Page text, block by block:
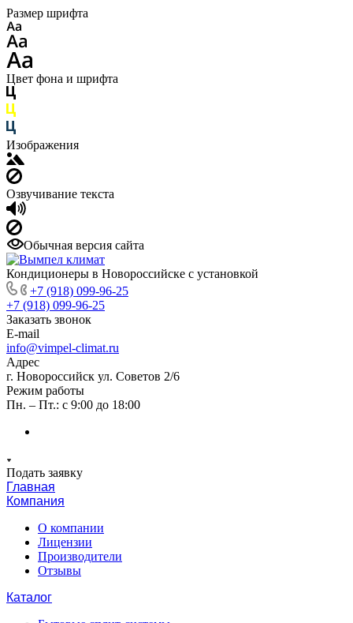
Размер шрифта
Цвет фона и шрифта
Изображения
Озвучивание текста
Обычная версия сайта
Кондиционеры в Новороссийске с установкой
+7 (918) 099-96-25
+7 (918) 099-96-25
Заказать звонок
E-mail
info@vimpel-climat.ru
Адрес
г. Новороссийск ул. Советов 2/6
Режим работы
Пн. – Пт.: с 9:00 до 18:00
Подать заявку
Главная
Компания
О компании
Лицензии
Производители
Отзывы
Каталог